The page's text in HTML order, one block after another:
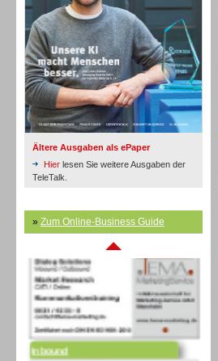
Ältere Ausgaben als ePaper
Hier lesen Sie weitere Ausgaben der
TeleTalk.
» Zum Online-Business Guide
Inbound
Inbound